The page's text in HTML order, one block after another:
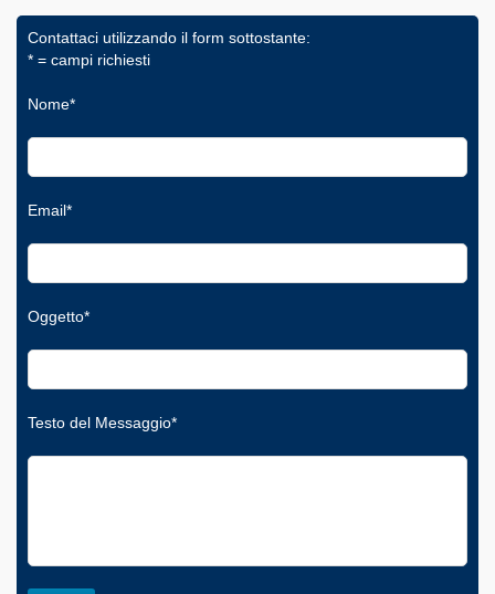
Contattaci utilizzando il form sottostante:
* = campi richiesti
Nome*
Email*
Oggetto*
Testo del Messaggio*